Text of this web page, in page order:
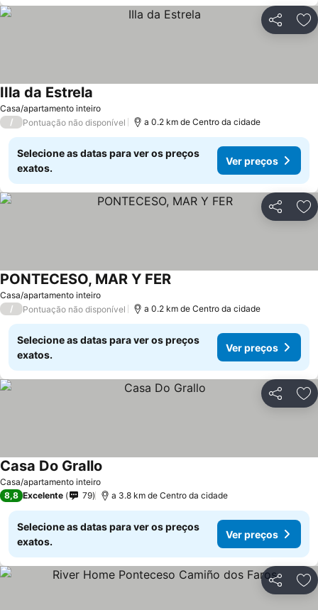
Partilhar
Casa/apartamento inteiro
IIla da Estrela
/ Pontuação não disponível a 0.2 km de Centro da cidade
Selecione as datas para ver os preços
exatos.
Ver preços
Partilhar
Casa/apartamento inteiro
PONTECESO, MAR Y FER
/ Pontuação não disponível a 0.2 km de Centro da cidade
Selecione as datas para ver os preços
exatos.
Ver preços
Partilhar
Casa/apartamento inteiro
Casa Do Grallo
8,8 Excelente 79 a 3.8 km de Centro da cidade
Selecione as datas para ver os preços
exatos.
Ver preços
Partilhar